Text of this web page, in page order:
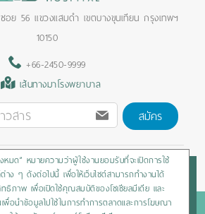
ย 56 แขวงแสมดำ เขตบางขุนเทียน กรุงเทพฯ
10150
+66-2450-9999
เส้นทางมาโรงพยาบาล
สมัคร
Cookies Policy/Sitemap/สิทธิผู้ป่วย
Hospital. All rights reserved
ด” หมายความว่าผู้ใช้งานยอมรับที่จะเปิดการใช้
ง ๆ ดังต่อไปนี้ เพื่อให้เว็บไซต์สามารถทำงานได้
ธิภาพ เพื่อเปิดใช้คุณสมบัติของโซเชียลมีเดีย และ
เพื่อนำข้อมูลไปใช้ในการทำการตลาดและการโฆษณา